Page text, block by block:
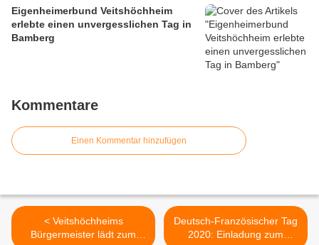
Eigenheimerbund Veitshöchheim
erlebte einen unvergesslichen Tag in
Bamberg
Kommentare
Einen Kommentar hinzufügen
< Veitshöchheims
Bürgermeister lädt zum
Deutsch-Französischer Tag
2020: Einladung zum